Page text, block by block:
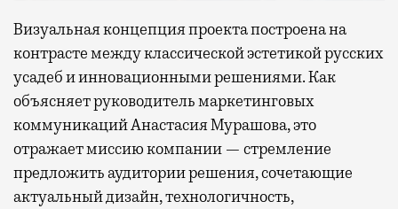
Визуальная концепция проекта построена на
контрасте между классической эстетикой русских
усадеб и инновационными решениями. Как
объясняет руководитель маркетинговых
коммуникаций Анастасия Мурашова, это
отражает миссию компании — стремление
предложить аудитории решения, сочетающие
актуальный дизайн, технологичность,